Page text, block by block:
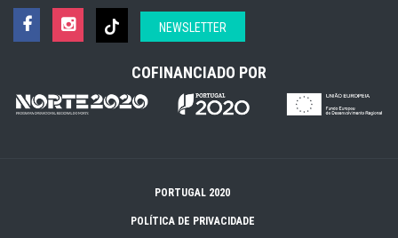
NEWSLETTER
COFINANCIADO POR
PORTUGAL 2020
POLÍTICA DE PRIVACIDADE